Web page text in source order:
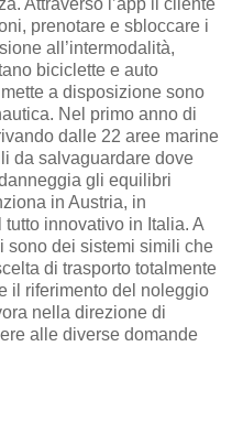
Attraverso l’app il cliente
prenotare e sbloccare i
all’intermodalità,
biciclette e auto
a disposizione sono
Nel primo anno di
dalle 22 aree marine
da salvaguardare dove
gli equilibri
in Austria, in
innovativo in Italia. A
sono dei sistemi simili che
di trasporto totalmente
il riferimento del noleggio
nella direzione di
alle diverse domande